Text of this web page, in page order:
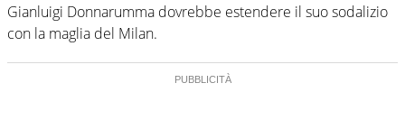
Gianluigi Donnarumma dovrebbe estendere il suo sodalizio
con la maglia del Milan.